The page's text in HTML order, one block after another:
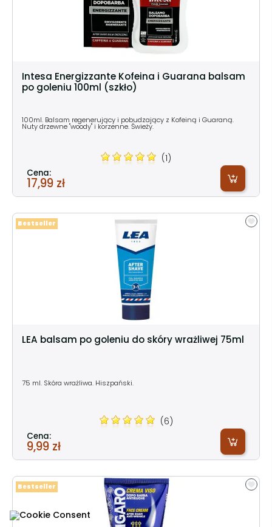
Intesa Energizzante Kofeina i Guarana balsam
po goleniu 100ml (szkło)
100ml. Balsam regenerujący i pobudzający z Kofeiną i Guaraną.
Nuty drzewne "woody" i korzenne. Świeży.
(1)
Cena:
17,99 zł
LEA balsam po goleniu do skóry wrażliwej 75ml
75 ml. Skóra wrażliwa. Hiszpański.
(6)
Cena:
9,99 zł
Bestseller
Bestseller